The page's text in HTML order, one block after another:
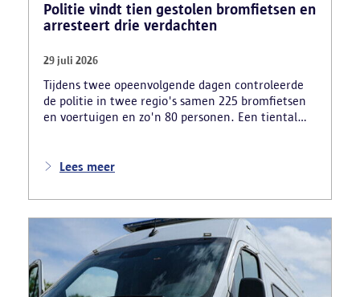
Politie vindt tien gestolen bromfietsen en
arresteert drie verdachten
29 juli 2026
Tijdens twee opeenvolgende dagen controleerde
de politie in twee regio's samen 225 bromfietsen
en voertuigen en zo'n 80 personen. Een tiental
beslag genomen. Daarnaast arresteerde de politie
motorblokken en inbrekersmateriaal gevonden.
Lees meer